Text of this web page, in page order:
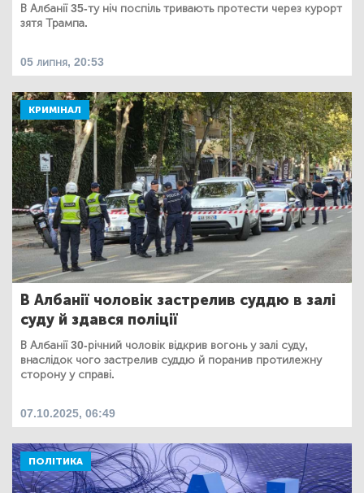
В Албанії 35-ту ніч поспіль тривають протести через курорт
зятя Трампа.
05 липня, 20:53
КРИМІНАЛ
В Албанії чоловік застрелив суддю в залі
суду й здався поліції
В Албанії 30-річний чоловік відкрив вогонь у залі суду,
внаслідок чого застрелив суддю й поранив протилежну
сторону у справі.
07.10.2025, 06:49
ПОЛІТИКА